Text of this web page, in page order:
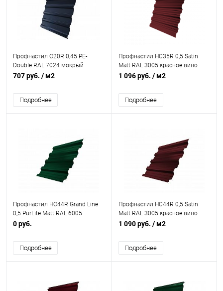
Профнастил С20R 0,45 PE-
Double RAL 7024 мокрый
асфальт
707 руб. / м2
Подробнее
Профнастил НС35R 0,5 Satin
Matt RAL 3005 красное вино
1 096 руб. / м2
Подробнее
Профнастил НС44R Grand Line
0,5 PurLite Matt RAL 6005
зеленый мох
0 руб.
Подробнее
Профнастил НС44R 0,5 Satin
Matt RAL 3005 красное вино
1 090 руб. / м2
Подробнее